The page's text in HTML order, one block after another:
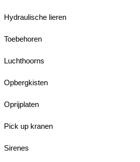
Hydraulische lieren
Toebehoren
Luchthoorns
Opbergkisten
Oprijplaten
Pick up kranen
Sirenes